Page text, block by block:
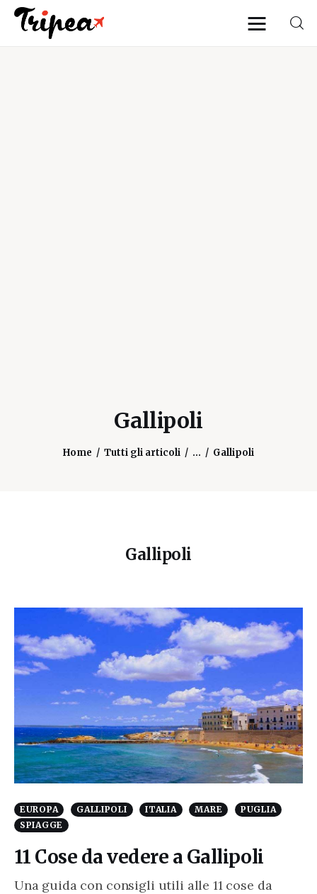
Gallipoli
Home Tutti gli articoli ... Gallipoli
Gallipoli
EUROPA GALLIPOLI ITALIA MARE
PUGLIA
SPIAGGE
11 Cose da vedere a Gallipoli
Una guida con consigli utili alle 11 cose da